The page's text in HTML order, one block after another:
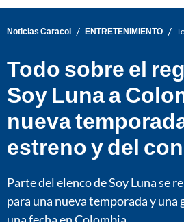
Noticias Caracol / ENTRETENIMIENTO /
Todo sobre el
Soy Luna a
nueva
estreno y del
Parte del elenco de Soy Luna se
para una nueva temporada y una
una fecha en Colombia.